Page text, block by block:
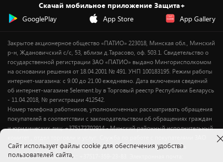
Сервисные центры
Новинки
Скачай мобильное приложение Защита+
GooglePlay
App Store App Gallery
Закрытое акционерное общество «ПАТИО» 223018, Минская обл., Минский
р-н, Ждановичский с/с, 53, вблизи д.Тарасово, оф. 503.1. Свидетельство о
государственной регистрации ЗАО «ПАТИО» выдано Мингорисполкомом
на основании решения от 18.04.2001 № 491. УНП 100183195. Режим работы
интернет-магазина: с 9.00 до 21.00 ежедневно. Дата включения сведений
об интернет-магазине 5element.by в Торговый реестр Республики Беларусь
- 11.04.2018, № регистрации 412542.
Номер телефона работников, уполномоченных рассматривать обращения
покупателей в соответствии с законодательством об обращениях граждан
и юридических лиц: +375172702914 - Минский районный исполнительный
«ПАТИО» (по вопросам рассмотрения обращения покупателей о
нарушении их прав): Тел.: +37517-359-23-83. Электронная почта:
Cайт использует файлы cookie для обеспечения удобства
пользователей сайта,